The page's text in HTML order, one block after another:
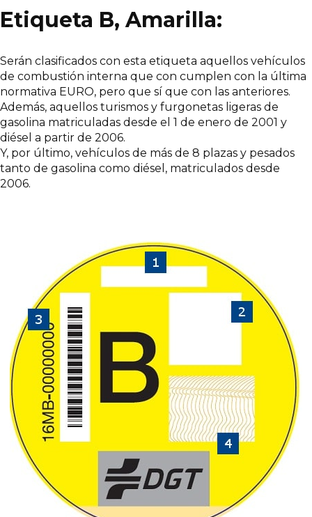
Etiqueta B, Amarilla:
Serán clasificados con esta etiqueta aquellos vehículos
de combustión interna que con cumplen con la última
normativa EURO, pero que sí que con las anteriores.
Además, aquellos turismos y furgonetas ligeras de
gasolina matriculadas desde el 1 de enero de 2001 y
diésel a partir de 2006.
Y, por último, vehículos de más de 8 plazas y pesados
tanto de gasolina como diésel, matriculados desde
2006.